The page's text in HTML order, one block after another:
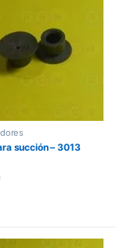
succión – 3013